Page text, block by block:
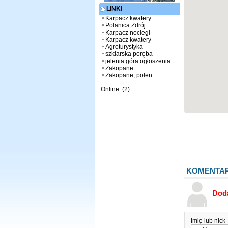
LINKI
Karpacz kwatery
Polanica Zdrój
Karpacz noclegi
Karpacz kwatery
Agroturystyka
szklarska poręba
jelenia góra ogłoszenia
Zakopane
Zakopane, polen
Online: (2)
Imię lub nick